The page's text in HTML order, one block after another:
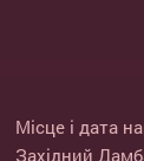
Місце і дата
Західний